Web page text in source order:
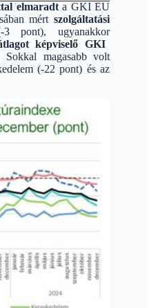
elmaradta GKI EU
mértszolgáltatási
3 pont), ugyanakkor
képviselő GKI
Sokkal magasabb volt
(-22 pont) és az